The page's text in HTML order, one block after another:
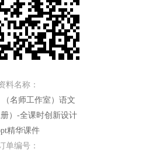
料名称：
（名师工作室）语文
册）-全课时创新设计
精华课件
单编号：